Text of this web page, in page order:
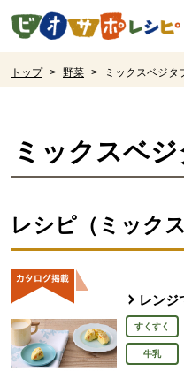
ページの先頭です。
トップ > 野菜 > ミックスベジタ
ミックスベ
レシピ（ミック
レンジ
すくすく
牛乳